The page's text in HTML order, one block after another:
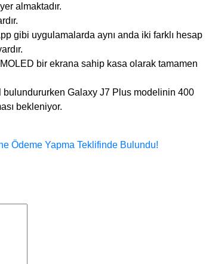
almaktadır.
gibi uygulamalarda aynı anda iki farklı hesap
bir ekrana sahip kasa olarak tamamen
Galaxy J7 Plus modelinin 400
bekleniyor.
Ödeme Yapma Teklifinde Bulundu!